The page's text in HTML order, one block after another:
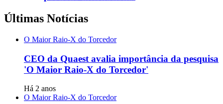
Últimas Notícias
O Maior Raio-X do Torcedor
CEO da Quaest avalia importância da pesquisa
'O Maior Raio-X do Torcedor'
Há 2 anos
O Maior Raio-X do Torcedor